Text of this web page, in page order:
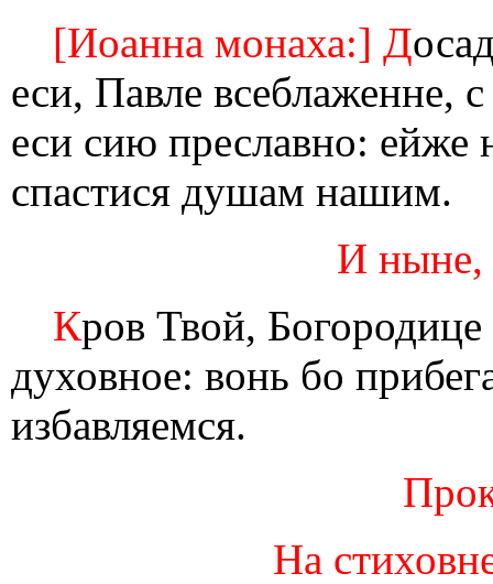
[Иоанна монаха:] Д
еси, Павле всеблаженне,
еси сию преславно: ейже
спастися душам нашим.
И ныне,
Кров Твой, Богородице
духовное: вонь бо
избавляемся.
На